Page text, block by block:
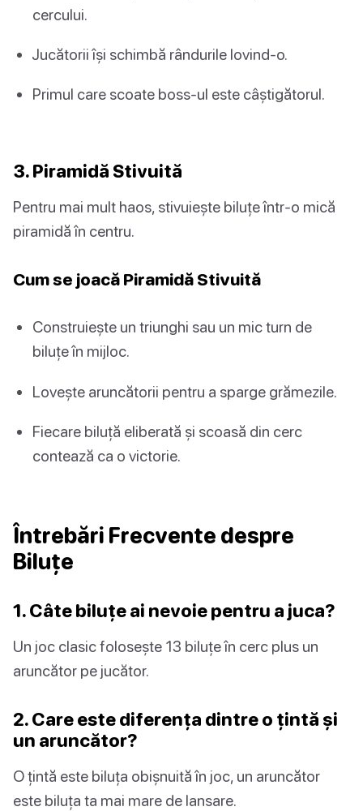
cercului.
Jucătorii își schimbă rândurile lovind-o.
Primul care scoate boss-ul este câștigătorul.
3. Piramidă Stivuită
Pentru mai mult haos, stivuiește biluțe într-o mică
piramidă în centru.
Cum se joacă Piramidă Stivuită
Construiește un triunghi sau un mic turn de
biluțe în mijloc.
Lovește aruncătorii pentru a sparge grămezile.
Fiecare biluță eliberată și scoasă din cerc
contează ca o victorie.
Întrebări Frecvente despre
Biluțe
1. Câte biluțe ai nevoie pentru a juca?
Un joc clasic folosește 13 biluțe în cerc plus un
aruncător pe jucător.
2. Care este diferența dintre o țintă și
un aruncător?
O țintă este biluța obișnuită în joc, un aruncător
este biluța ta mai mare de lansare.